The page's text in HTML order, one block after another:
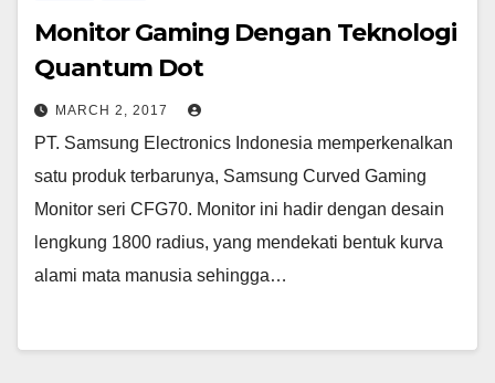
Monitor Gaming Dengan Teknologi
Quantum Dot
MARCH 2, 2017
PT. Samsung Electronics Indonesia memperkenalkan
satu produk terbarunya, Samsung Curved Gaming
Monitor seri CFG70. Monitor ini hadir dengan desain
lengkung 1800 radius, yang mendekati bentuk kurva
alami mata manusia sehingga…